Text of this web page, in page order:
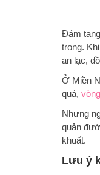
Đám
trọng.
an lạc,
Ở Miền
quả,
Nhưng
quản
khuất.
Lưu ý